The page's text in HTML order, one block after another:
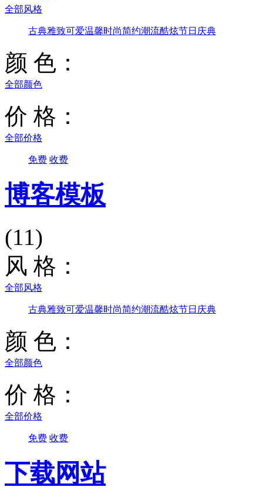
全部风格
古典雅致可爱温馨时尚简约潮流酷炫节日庆典
颜 色：
全部颜色
价 格：
全部价格
免费 收费
博客模板
(11)
风 格：
全部风格
古典雅致可爱温馨时尚简约潮流酷炫节日庆典
颜 色：
全部颜色
价 格：
全部价格
免费 收费
下载网站